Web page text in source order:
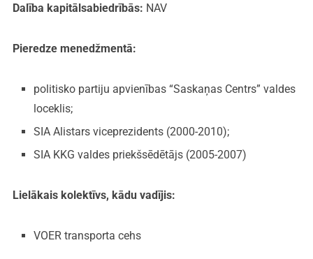
Dalība kapitālsabiedrībās: NAV
Pieredze menedžmentā:
politisko partiju apvienības “Saskaņas Centrs” valdes
loceklis;
SIA Alistars viceprezidents (2000-2010);
SIA KKG valdes priekšsēdētājs (2005-2007)
Lielākais kolektīvs, kādu vadījis:
VOER transporta cehs